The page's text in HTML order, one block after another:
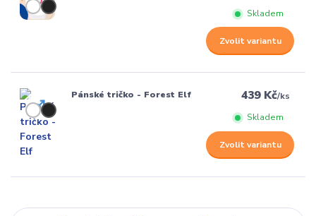
Skladem
Zvolit variantu
Pánské tričko - Forest Elf 439 Kč/ks
Skladem
Zvolit variantu